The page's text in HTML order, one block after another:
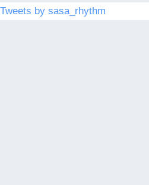
Tweets by sasa_rhythm